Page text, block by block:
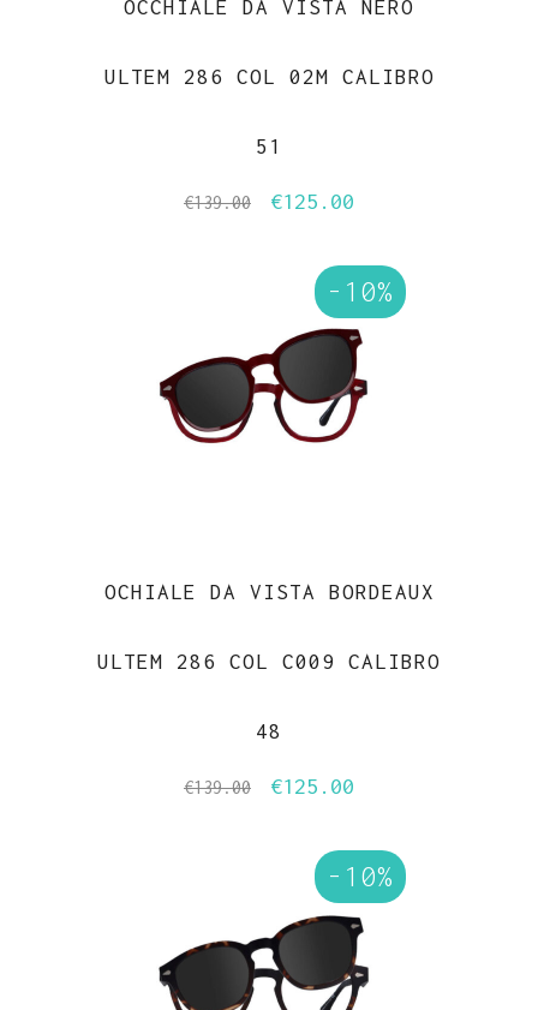
OCCHIALE DA VISTA NERO
ULTEM 286 COL 02M CALIBRO
51
€139.00
Il
originale
€139.00.
€125.00
attuale
è:
€125.00.
-10%
OCHIALE DA VISTA BORDEAUX
ULTEM 286 COL C009 CALIBRO
48
€139.00
Il
originale
€139.00.
€125.00
attuale
è:
€125.00.
-10%